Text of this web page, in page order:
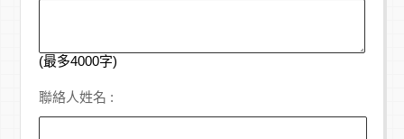
(最多4000字)
聯絡人姓名 :